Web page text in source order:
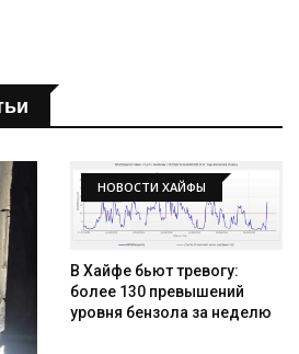
НОВОСТИ ХАЙФЫ
В Хайфе бьют тревогу:
более 130 превышений
уровня бензола за неделю